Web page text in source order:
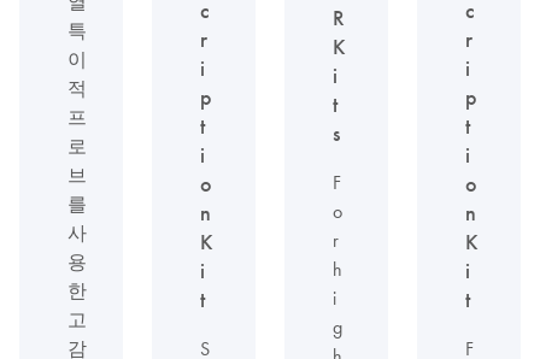
특
이
적
프
로
브
를
사
용
한
고
감
c
r
i
p
t
i
o
n
K
i
t
S
R
K
i
t
s
F
o
r
h
i
g
c
r
i
p
t
i
o
n
K
i
t
F